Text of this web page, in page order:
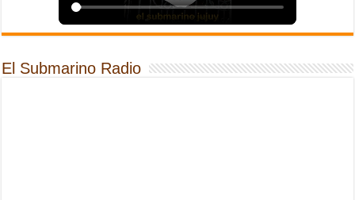
El Submarino Radio